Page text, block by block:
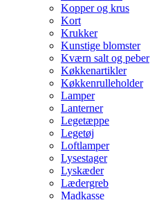
Kopper og krus
Kort
Krukker
Kunstige blomster
Kværn salt og peber
Køkkenartikler
Køkkenrulleholder
Lamper
Lanterner
Legetæppe
Legetøj
Loftlamper
Lysestager
Lyskæder
Lædergreb
Madkasse